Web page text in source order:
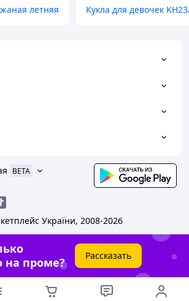
летняя Кукла для девочек
BETA
України, 2008-2026
на проме?
Рассказать